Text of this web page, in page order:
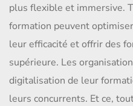
plus flexible et immersive.
formation peuvent
leur efficacité et offrir des
supérieure. Les
digitalisation de leur
leurs concurrents. Et ce,